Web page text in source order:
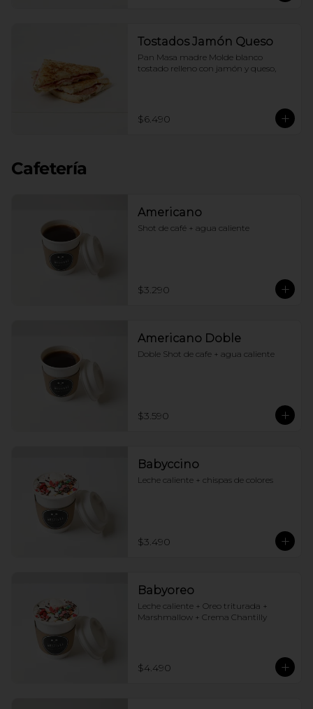
Tostados Jamón Queso
Pan Masa madre Molde blanco
tostado relleno con jamón y queso,
$6.490
Cafetería
Americano
Shot de café + agua caliente
$3.290
Americano Doble
Doble Shot de cafe + agua caliente
$3.590
Babyccino
Leche caliente + chispas de colores
$3.490
Babyoreo
Leche caliente + Oreo triturada +
Marshmallow + Crema Chantilly
$4.490